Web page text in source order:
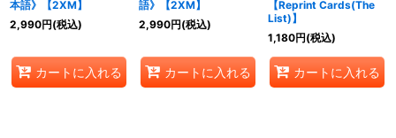
本語》【2XM】
2,990円(税込)
カートに入れる
語》【2XM】
2,990円(税込)
カートに入れる
【Reprint Cards(The
List)】
1,180円(税込)
カートに入れる